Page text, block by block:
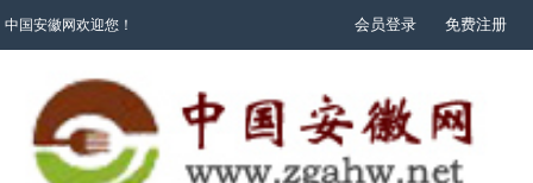
中国安徽网欢迎您！ 会员登录 免费注册